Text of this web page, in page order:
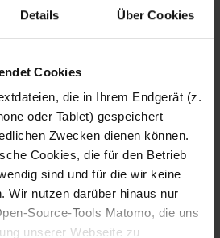
Details Über Cookies
Cookies
die in Ihrem Endgerät (z.
oder Tablet) gespeichert
Zwecken dienen können.
Cookies, die für den Betrieb
sind und für die wir keine
Wir nutzen darüber hinaus nur
Source-Tools Matomo, die uns
unserer Webseite zu
Fotografo: Lorenz
Sternbach
Download